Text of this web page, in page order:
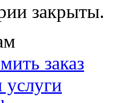
закрыты.
заказ